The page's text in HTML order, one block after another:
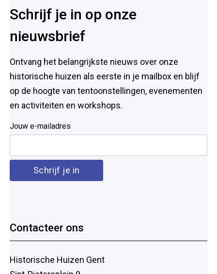
Voet
Schrijf je in op onze
nieuwsbrief
Ontvang het belangrijkste nieuws over onze
historische huizen als eerste in je mailbox en blijf
op de hoogte van tentoonstellingen, evenementen
en activiteiten en workshops.
Jouw e-mailadres
Contacteer ons
Historische Huizen Gent